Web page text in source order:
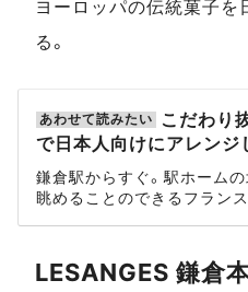
ヨーロッパの伝統菓子を
る。
こだわり
で日本人向けにアレンジ
ロッパ伝統菓子を味わえ
レ・ザンジュ」
鎌倉駅からすぐ。駅ホーム
眺めることのできるフラン
材と確かな技術で提供される
ーキをいただくことができま
LESANGES 鎌倉